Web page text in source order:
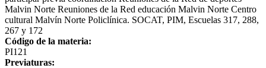
Malvin Norte Reuniones de la Red educación Malvin Norte Centro
cultural Malvín Norte Policlínica. SOCAT, PIM, Escuelas 317, 288,
267 y 172
Código de la materia:
PI121
Previaturas: